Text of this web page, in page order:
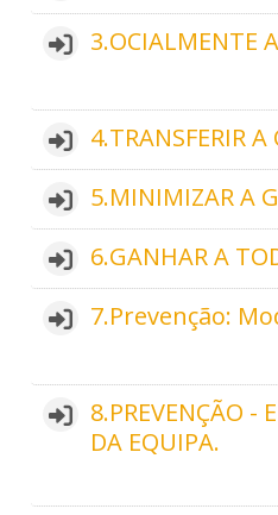
3.OCIALMENTE
4.TRANSFERIR A
5.MINIMIZAR A
6.GANHAR A
7.Prevenção:
8.PREVENÇÃO -
DA EQUIPA.